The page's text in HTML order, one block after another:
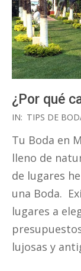
¿Por qué
2017-
05-
16
IN: TIPS DE
Tu Boda en
lleno de
de lugares
una Boda.
lugares a
lujosas y